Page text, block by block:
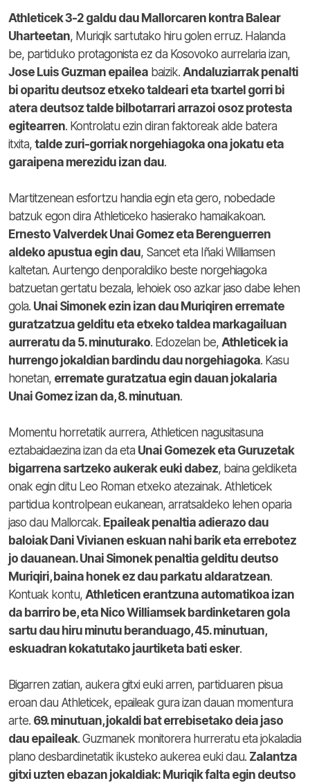
Athleticek 3-2 galdu dau Mallorcaren kontra Balear
Uharteetan, Muriqik sartutako hiru golen erruz. Halanda
be, partiduko protagonista ez da Kosovoko aurrelaria izan,
Jose Luis Guzman epailea baizik. Andaluziarrak penalti
bi oparitu deutsoz etxeko taldeari eta txartel gorri bi
atera deutsoz talde bilbotarrari arrazoi osoz protesta
egitearren. Kontrolatu ezin diran faktoreak alde batera
itxita, talde zuri-gorriak norgehiagoka ona jokatu eta
garaipena merezidu izan dau.
Martitzenean esfortzu handia egin eta gero, nobedade
batzuk egon dira Athleticeko hasierako hamaikakoan.
Ernesto Valverdek Unai Gomez eta Berenguerren
aldeko apustua egin dau, Sancet eta Iñaki Williamsen
kaltetan. Aurtengo denporaldiko beste norgehiagoka
batzuetan gertatu bezala, lehoiek oso azkar jaso dabe lehen
gola. Unai Simonek ezin izan dau Muriqiren erremate
guratzatzua gelditu eta etxeko taldea markagailuan
aurreratu da 5. minuturako. Edozelan be, Athleticek ia
hurrengo jokaldian bardindu dau norgehiagoka. Kasu
honetan, erremate guratzatua egin dauan jokalaria
Unai Gomez izan da, 8. minutuan.
Momentu horretatik aurrera, Athleticen nagusitasuna
eztabaidaezina izan da eta Unai Gomezek eta Guruzetak
bigarrena sartzeko aukerak euki dabez, baina geldiketa
onak egin ditu Leo Roman etxeko atezainak. Athleticek
partidua kontrolpean eukanean, arratsaldeko lehen oparia
jaso dau Mallorcak. Epaileak penaltia adierazo dau
baloiak Dani Vivianen eskuan nahi barik eta errebotez
jo dauanean. Unai Simonek penaltia gelditu deutso
Muriqiri, baina honek ez dau parkatu aldaratzean.
Kontuak kontu, Athleticen erantzuna automatikoa izan
da barriro be, eta Nico Williamsek bardinketaren gola
sartu dau hiru minutu beranduago, 45. minutuan,
eskuadran kokatutako jaurtiketa bati esker.
Bigarren zatian, aukera gitxi euki arren, partiduaren pisua
eroan dau Athleticek, epaileak gura izan dauan momentura
arte. 69. minutuan, jokaldi bat errebisetako deia jaso
dau epaileak. Guzmanek monitorera hurreratu eta jokaladia
plano desbardinetatik ikusteko aukerea euki dau. Zalantza
gitxi uzten ebazan jokaldiak: Muriqik falta egin deutso